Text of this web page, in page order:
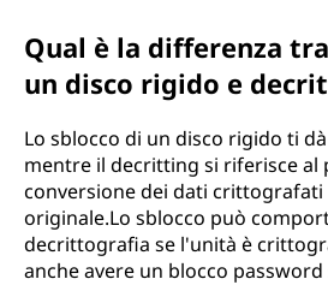
Qual è la differenza
un disco rigido e
Lo sblocco di un disco rigido ti
mentre il decritting si riferisce al
conversione dei dati crittografati
originale.Lo sblocco può
decrittografia se l'unità è
anche avere un blocco